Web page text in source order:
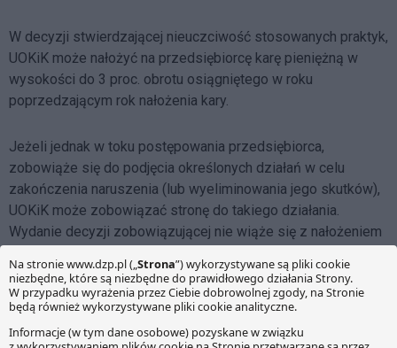
W decyzji stwierdzającej nieuczciwość stosowanych praktyk,
UOKiK może nałożyć na przedsiębiorcę karę pieniężną w
wysokości do 3 proc. obrotu osiągniętego w roku
poprzedzającym rok nałożenia kary.
Jeżeli jednak w toku postępowania przedsiębiorca,
zobowiąże się do podjęcia określonych działań w celu
zakończenia naruszenia (lub wyeliminowania jego skutków),
UOKiK może zobowiązać stronę do takiego działania.
Wydanie decyzji zobowiązującej nie wiąże się z nałożeniem
Ustawa wejdzie w życie po 6 miesiącach od dnia jej